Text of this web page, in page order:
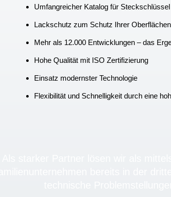
Umfangreicher Katalog für Steckschlüssel
Lackschutz zum Schutz Ihrer Oberflächen
Mehr als 12.000 Entwicklungen – das
Hohe Qualität mit ISO Zertifizierung
Einsatz modernster Technologie
Flexibilität und Schnelligkeit durch eine